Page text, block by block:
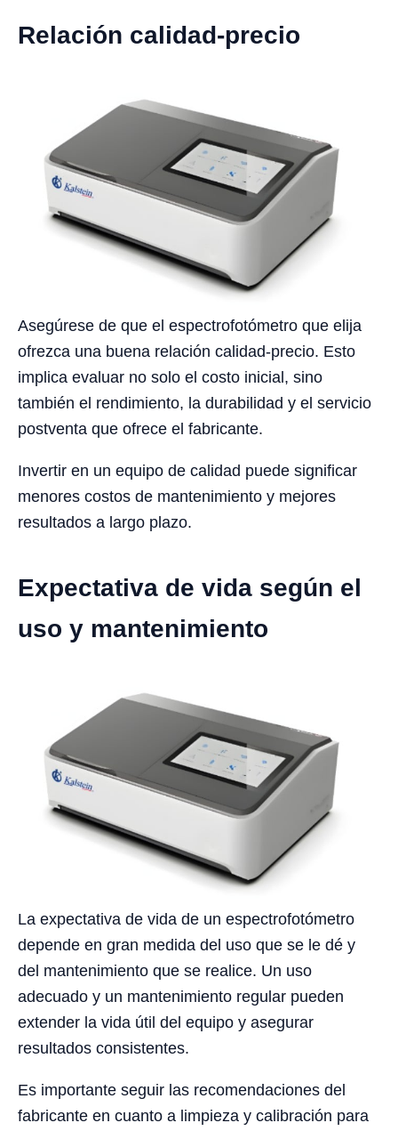
Relación calidad-precio
Asegúrese de que el espectrofotómetro que elija
ofrezca una buena relación calidad-precio. Esto
implica evaluar no solo el costo inicial, sino
también el rendimiento, la durabilidad y el servicio
postventa que ofrece el fabricante.
Invertir en un equipo de calidad puede significar
menores costos de mantenimiento y mejores
resultados a largo plazo.
Expectativa de vida según el
uso y mantenimiento
La expectativa de vida de un espectrofotómetro
depende en gran medida del uso que se le dé y
del mantenimiento que se realice. Un uso
adecuado y un mantenimiento regular pueden
extender la vida útil del equipo y asegurar
resultados consistentes.
Es importante seguir las recomendaciones del
fabricante en cuanto a limpieza y calibración para